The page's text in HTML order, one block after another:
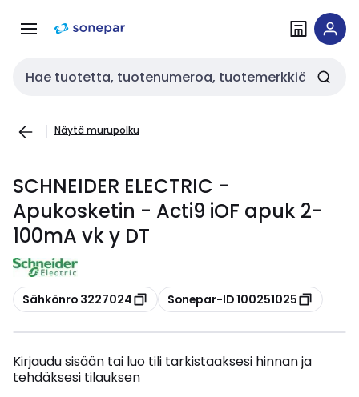
navigointiinsisältöön
Haku
Näytä murupolku
SCHNEIDER ELECTRIC -
Apukosketin - Acti9 iOF apuk 2-
100mA vk y DT
Kopioi
Sähkönro 3227024 Kopioi
Sonepar-ID 100251025
Kirjaudu sisään tai luo tili tarkistaaksesi hinnan ja
tehdäksesi tilauksen